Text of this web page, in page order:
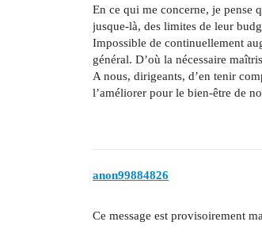
En ce qui me concerne, je pense
jusque-là, des limites de leur
Impossible de continuellement
général. D’où la nécessaire
A nous, dirigeants, d’en tenir
l’améliorer pour le bien-être de
anon99884826
Ce message est provisoirement